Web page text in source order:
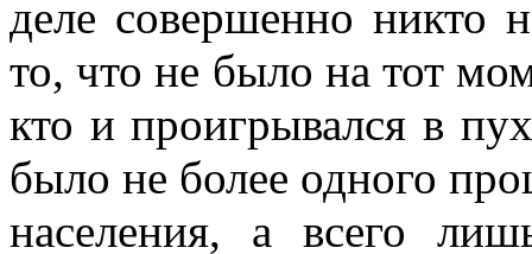
деле совершенно никто
то, что не было на тот
кто и проигрывался в
было не более одного
населения, а всего